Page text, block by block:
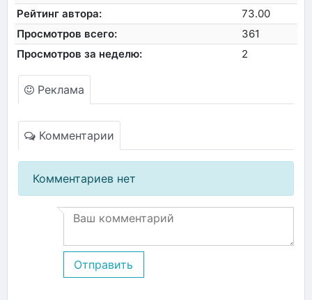
Рейтинг автора:
73.00
Просмотров всего:
361
Просмотров за неделю:
2
Реклама
Комментарии
Комментариев нет
Отправить